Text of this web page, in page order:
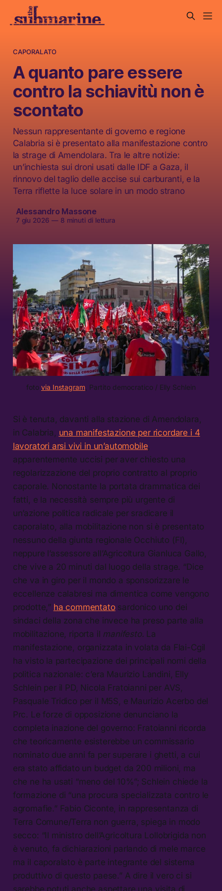
CAPORALATO
A quanto pare essere
contro la schiavitù non è
scontato
Nessun rappresentante di governo e regione
Calabria si è presentato alla manifestazione contro
la strage di Amendolara. Tra le altre notizie:
un’inchiesta sui droni usati dalle IDF a Gaza, il
rinnovo del taglio delle accise sui carburanti, e la
Terra riflette la luce solare in un modo strano
Alessandro Massone
7 giu 2026 —8 minuti di lettura
foto via Instagram , Partito democratico / Elly Schlein
Si è tenuta, davanti alla stazione di Amendolara,
in Calabria, una manifestazione per ricordare i 4
lavoratori arsi vivi in un’automobile
apparentemente uccisi per aver chiesto una
regolarizzazione del proprio contratto al proprio
caporale. Nonostante la portata drammatica dei
fatti, e la necessità sempre più urgente di
un’azione politica radicale per sradicare il
caporalato, alla mobilitazione non si è presentato
nessuno della giunta regionale Occhiuto (FI),
neppure l’assessore all’Agricoltura Gianluca Gallo,
che vive a 20 minuti dal luogo della strage. “Dice
che va in giro per il mondo a sponsorizzare le
eccellenze calabresi ma dimentica come vengono
prodotte,” ha commentatosardonico uno dei
sindaci della zona che invece ha preso parte alla
mobilitazione, riporta il manifesto. La
manifestazione, organizzata in volata da Flai-Cgil
ha visto la partecipazione dei principali nomi della
politica nazionale: c’era Maurizio Landini, Elly
Schlein per il PD, Nicola Fratoianni per AVS,
Pasquale Tridico per il M5S, e Maurizio Acerbo del
Prc. Le forze di opposizione denunciano la
completa inazione del governo: Fratoianni ricorda
che teoricamente esisterebbe un commissario
nominato due anni fa per superare i ghetti, a cui
era stato affidato un budget da 200 milioni, ma
che ne ha usati “meno del 10%”; Schlein chiede la
formazione di “una procura specializzata contro le
agromafie.” Fabio Ciconte, in rappresentanza di
Terra Comune/Terra non guerra, spiega in modo
secco: “Il ministro dell’Agricoltura Lollobrigida non
è venuto, fa dichiarazioni parlando di mele marce
ma il caporalato è parte integrante del sistema
produttivo di questo paese.” A dire il vero ci si
sarebbe potuti anche aspettare una visita di